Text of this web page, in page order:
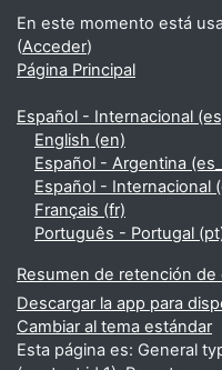
En este momento está
(Acceder)
Página Principal
Español - Internacional
English ‎(en)‎
Español - Argentina
Español - Internacional
Français ‎(fr)‎
Português - Portugal
Resumen de retención de
Descargar la app para
Cambiar al tema estándar
Esta página es: General